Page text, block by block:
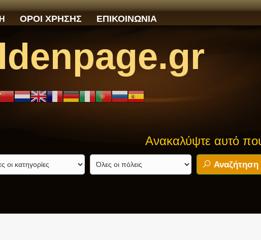
ΟΡΟΙ ΧΡΗΣΗΣ ΕΠΙΚΟΙΝΩΝΙΑ
Ανακαλύψτε αυτό που
Αναζήτηση